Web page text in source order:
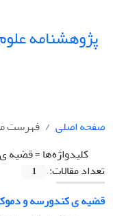
پژوهشنامه
صفحه اصلی
فهرست
کلیدواژه‌ها =قضیه
تعداد مقالات:
1
قضیه ی کندورسه و